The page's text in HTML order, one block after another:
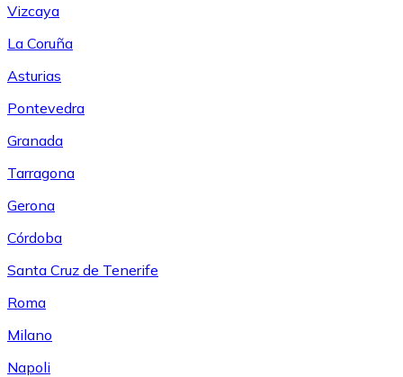
Vizcaya
La Coruña
Asturias
Pontevedra
Granada
Tarragona
Gerona
Córdoba
Santa Cruz de Tenerife
Roma
Milano
Napoli